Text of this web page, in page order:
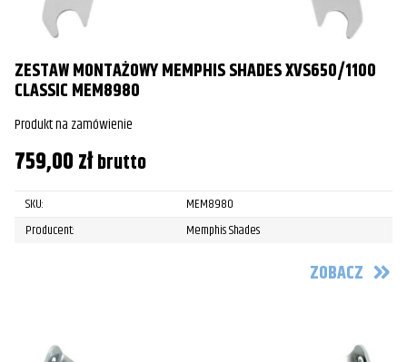
ZESTAW MONTAŻOWY MEMPHIS SHADES XVS650/1100
CLASSIC MEM8980
Produkt na zamówienie
759,00złbrutto
SKU:
MEM8980
Producent:
Memphis Shades
ZOBACZ